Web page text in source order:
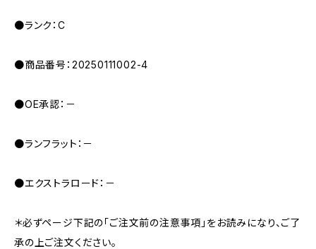
●ランク：C
●商品番号：20250111002-4
●OE承認：－
●ランフラット：－
●エクストラロード：－
＊必ずページ下記の「ご注文前の注意事項」をお読みになり、ご了
承の上ご注文ください。